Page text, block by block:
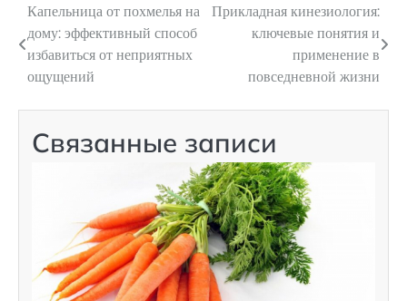
Навигация
по
записям
Капельница от похмелья на
дому: эффективный способ
избавиться от неприятных
ощущений
Прикладная кинезиология:
ключевые понятия и
применение в
повседневной жизни
Связанные записи